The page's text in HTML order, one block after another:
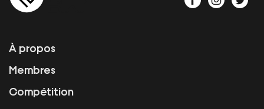
À propos
Membres
Compétition